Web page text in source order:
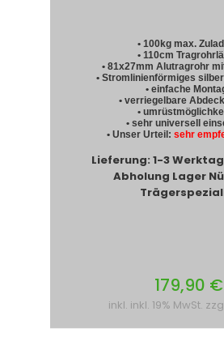
• 100kg max.
• 110cm
• 81x27mm Alutragrohr
• Stromlinienförmiges
• einfache
• verriegelbare
•
• sehr universell
• Unser Urteil: sehr
Lieferung: 1-3
Abholung Lager
179,90 €
inkl. inkl. 19% MwSt.